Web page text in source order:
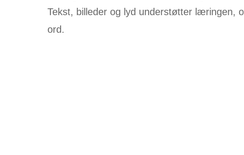
Tekst, billeder og lyd understøtter læringen,
ord.